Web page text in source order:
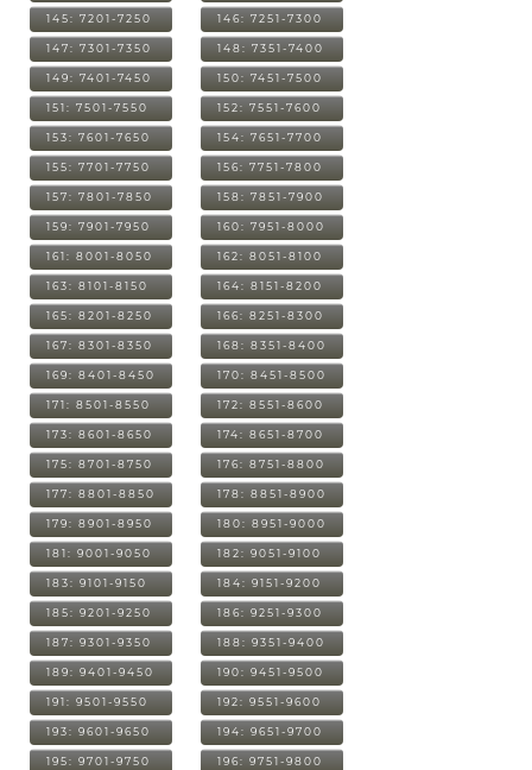
145: 7201-7250 146: 7251-7300
147: 7301-7350 148: 7351-7400
149: 7401-7450 150: 7451-7500
151: 7501-7550 152: 7551-7600
153: 7601-7650 154: 7651-7700
155: 7701-7750 156: 7751-7800
157: 7801-7850 158: 7851-7900
159: 7901-7950 160: 7951-8000
161: 8001-8050 162: 8051-8100
163: 8101-8150 164: 8151-8200
165: 8201-8250 166: 8251-8300
167: 8301-8350 168: 8351-8400
169: 8401-8450 170: 8451-8500
171: 8501-8550 172: 8551-8600
173: 8601-8650 174: 8651-8700
175: 8701-8750 176: 8751-8800
177: 8801-8850 178: 8851-8900
179: 8901-8950 180: 8951-9000
181: 9001-9050 182: 9051-9100
183: 9101-9150 184: 9151-9200
185: 9201-9250 186: 9251-9300
187: 9301-9350 188: 9351-9400
189: 9401-9450 190: 9451-9500
191: 9501-9550 192: 9551-9600
193: 9601-9650 194: 9651-9700
195: 9701-9750 196: 9751-9800